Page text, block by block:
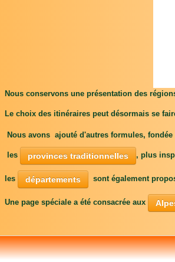
Nous conservons une présentation des
Le choix des itinéraires peut désormais se
Nous avons ajouté d'autres formules, fondée
les provinces traditionnelles , plus
les départements sont également
Une page spéciale a été consacrée aux